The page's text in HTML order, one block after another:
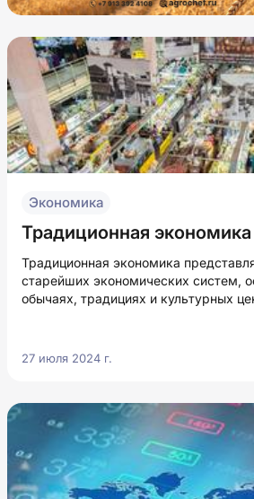
Экономика
Традиционная экономика
Традиционная экономика
старейших экономических систем,
обычаях, традициях и культурных
27 июля 2024 г.